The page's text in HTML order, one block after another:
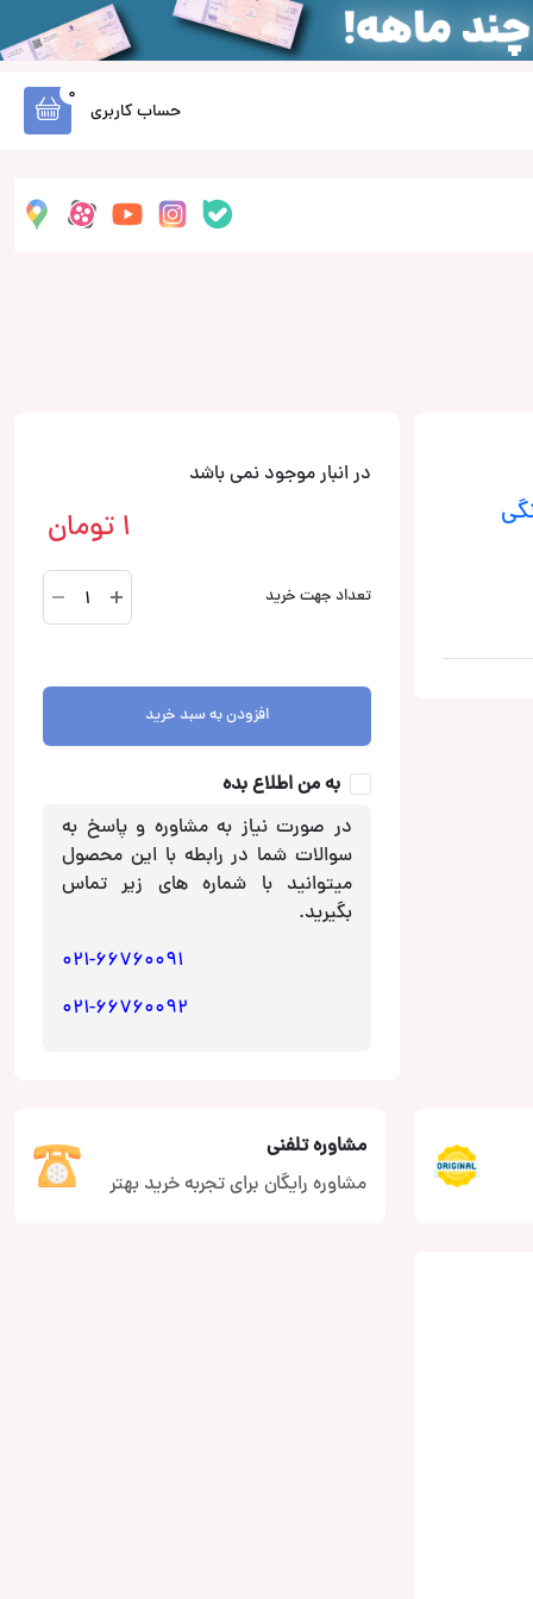
حساب کاربری
0
در انبار موجود نمی باشد
1 تومان
تعداد جهت خرید
CW20BT
آمپلی
CanaWara
افزودن به سبد خرید
به من اطلاع بده
در صورت نیاز به مشاوره و پاسخ به
سوالات شما در رابطه با این محصول
میتوانید با شماره های زیر تماس
بگیرید.
021-66760091
021-66760092
مشاوره تلفنی
مشاوره رایگان برای تجربه خرید بهتر